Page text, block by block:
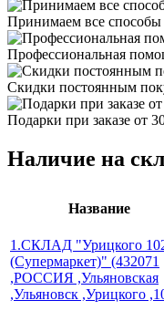
Принимаем все
Профессиональная
Скидки постоянным
Подарки при заказе от
Наличие на
Название
1.СКЛАД "Урицкого
(Супермаркет)" (432071
,РОССИЯ ,Ульяновская
,Ульяновск ,Урицкого